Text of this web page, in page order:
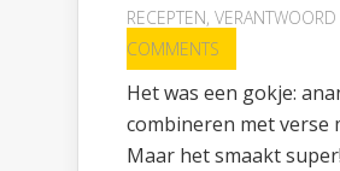
RECEPTEN, VERANTWOORD
COMMENTS
Het was een gokje:
combineren met verse
Maar het smaakt